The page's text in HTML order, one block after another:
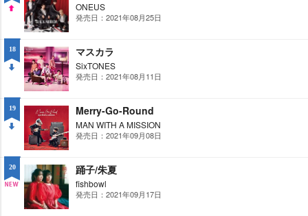
ONEUS
発売日：2021年08月25日
18
WN
マスカラ
SixTONES
発売日：2021年08月11日
19
WN
Merry-Go-Round
MAN WITH A MISSION
発売日：2021年09月08日
20 踊子/朱夏
fishbowl
発売日：2021年09月17日